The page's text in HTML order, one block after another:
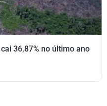
36,87% no último ano